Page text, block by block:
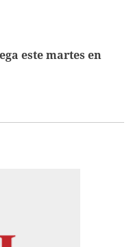
este martes en